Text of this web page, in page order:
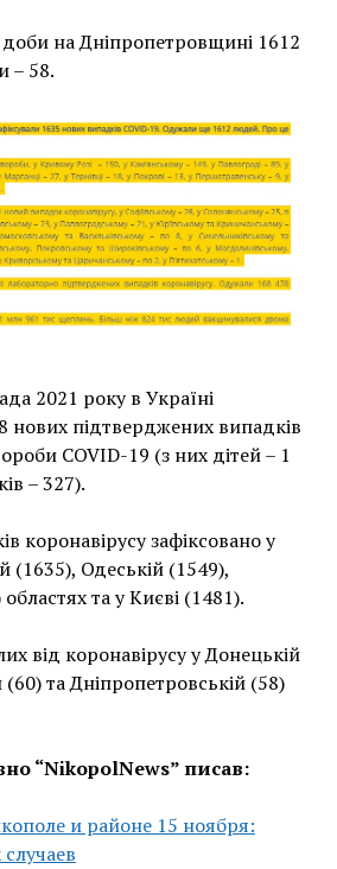
на Дніпропетровщині 1612
– 58.
2021 року в Україні
нових підтверджених випадків
COVID-19 (з них дітей – 1
– 327).
коронавірусу зафіксовано у
(1635), Одеській (1549),
та у Києві (1481).
від коронавірусу у Донецькій
та Дніпропетровській (58)
“NikopolNews” писав:
и районе 15 ноября: